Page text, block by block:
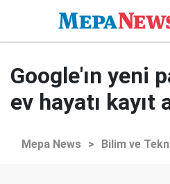
Google'ın yeni
ev hayatı kayıt
Mepa News > Bilim ve